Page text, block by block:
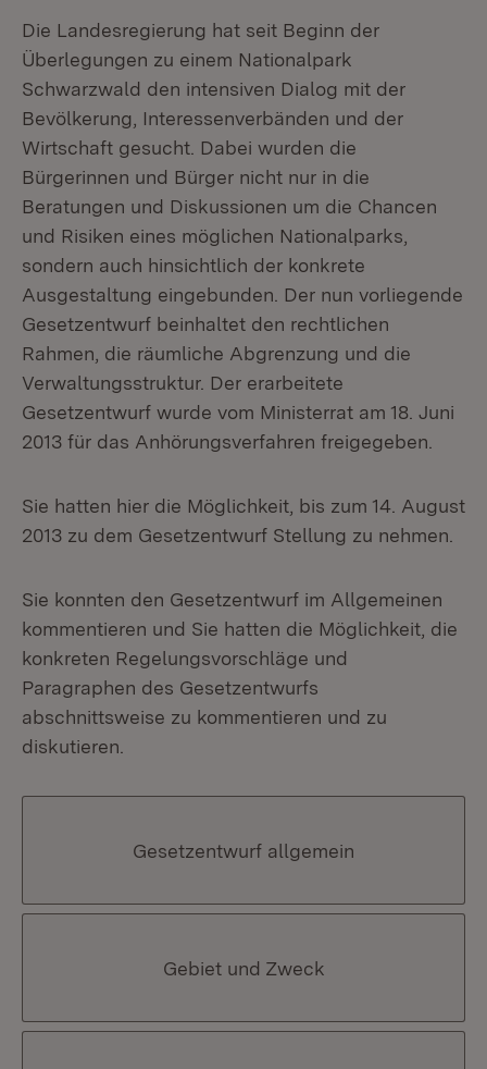
Die Landesregierung hat seit Beginn der
Überlegungen zu einem Nationalpark
Schwarzwald den intensiven Dialog mit der
Bevölkerung, Interessenverbänden und der
Wirtschaft gesucht. Dabei wurden die
Bürgerinnen und Bürger nicht nur in die
Beratungen und Diskussionen um die Chancen
und Risiken eines möglichen Nationalparks,
sondern auch hinsichtlich der konkrete
Ausgestaltung eingebunden. Der nun vorliegende
Gesetzentwurf beinhaltet den rechtlichen
Rahmen, die räumliche Abgrenzung und die
Verwaltungsstruktur. Der erarbeitete
Gesetzentwurf wurde vom Ministerrat am 18. Juni
2013 für das Anhörungsverfahren freigegeben.
Sie hatten hier die Möglichkeit, bis zum 14. August
2013 zu dem Gesetzentwurf Stellung zu nehmen.
Sie konnten den Gesetzentwurf im Allgemeinen
kommentieren und Sie hatten die Möglichkeit, die
konkreten Regelungsvorschläge und
Paragraphen des Gesetzentwurfs
abschnittsweise zu kommentieren und zu
diskutieren.
Gesetzentwurf allgemein
Gebiet und Zweck